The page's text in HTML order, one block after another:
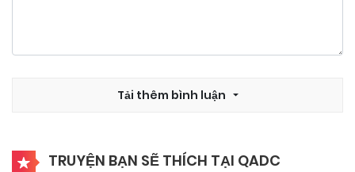
Tải thêm bình luận
TRUYỆN BẠN SẼ THÍCH TẠI QADC